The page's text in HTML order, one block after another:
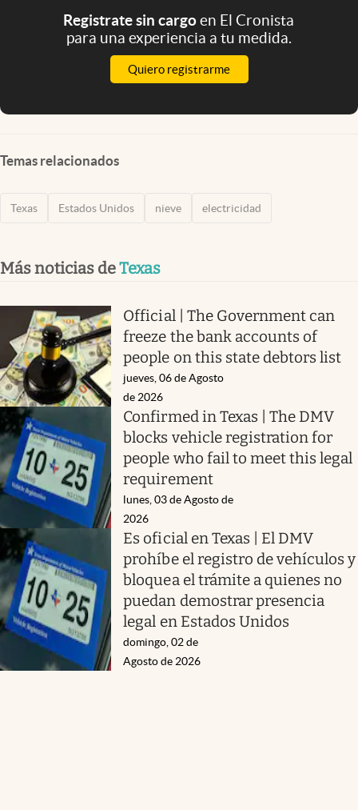
Registrate sin cargoen El Cronista
para una experiencia a tu medida.
Quiero registrarme
Temas relacionados
Texas Estados Unidos nieve electricidad
Más noticias deTexas
Official | The Government can
freeze the bank accounts of
people on this state debtors list
jueves, 06 de Agosto
de 2026
Confirmed in Texas | The DMV
blocks vehicle registration for
people who fail to meet this legal
requirement
lunes, 03 de Agosto de
2026
Es oficial en Texas | El DMV
prohíbe el registro de vehículos y
bloquea el trámite a quienes no
puedan demostrar presencia
legal en Estados Unidos
domingo, 02 de
Agosto de 2026